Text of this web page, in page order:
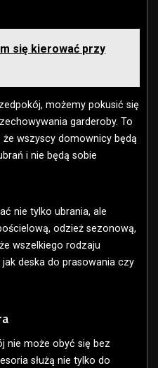
się kierować przy
możemy pokusić się
garderoby. To
że wszyscy domownicy będą
i nie będą sobie
nie tylko ubrania, ale
odzież sezonową,
wszelkiego rodzaju
deska do prasowania czy
nie może obyć się bez
służą nie tylko do